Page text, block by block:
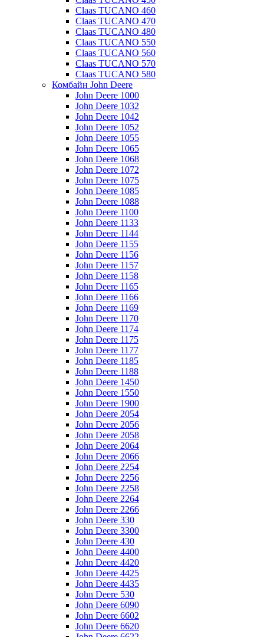
Claas TUCANO 460
Claas TUCANO 470
Claas TUCANO 480
Claas TUCANO 550
Claas TUCANO 560
Claas TUCANO 570
Claas TUCANO 580
Комбайн John Deere
John Deere 1000
John Deere 1032
John Deere 1042
John Deere 1052
John Deere 1055
John Deere 1065
John Deere 1068
John Deere 1072
John Deere 1075
John Deere 1085
John Deere 1088
John Deere 1100
John Deere 1133
John Deere 1144
John Deere 1155
John Deere 1156
John Deere 1157
John Deere 1158
John Deere 1165
John Deere 1166
John Deere 1169
John Deere 1170
John Deere 1174
John Deere 1175
John Deere 1177
John Deere 1185
John Deere 1188
John Deere 1450
John Deere 1550
John Deere 1900
John Deere 2054
John Deere 2056
John Deere 2058
John Deere 2064
John Deere 2066
John Deere 2254
John Deere 2256
John Deere 2258
John Deere 2264
John Deere 2266
John Deere 330
John Deere 3300
John Deere 430
John Deere 4400
John Deere 4420
John Deere 4425
John Deere 4435
John Deere 530
John Deere 6090
John Deere 6602
John Deere 6620